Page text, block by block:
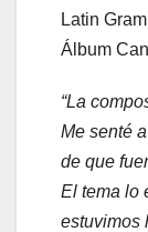
Latin
Álbum
“La
Me senté
de que
El tema lo
estuvimos